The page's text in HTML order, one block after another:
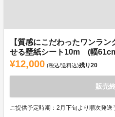
【質感にこだわったワンラ
せる壁紙シート10m (幅
¥12,000 (税込/送料込)残り20
販売
ご提供予定時期：2月下旬より順次発送